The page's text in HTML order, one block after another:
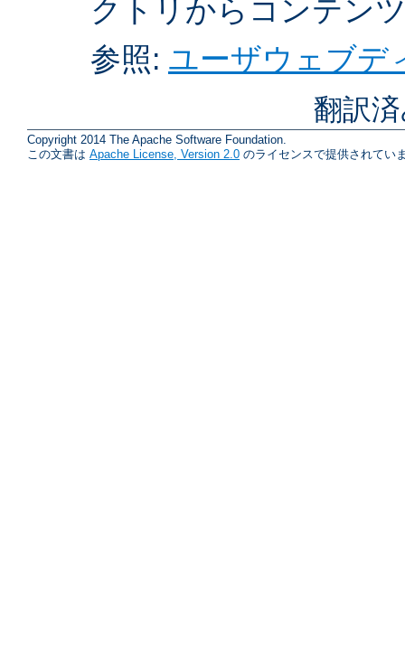
クトリからコンテン
参照: ユーザウェブデ
翻訳
Copyright 2014 The Apache Software Foundation.
この文書は Apache License, Version 2.0 のライセンスで提供されてい